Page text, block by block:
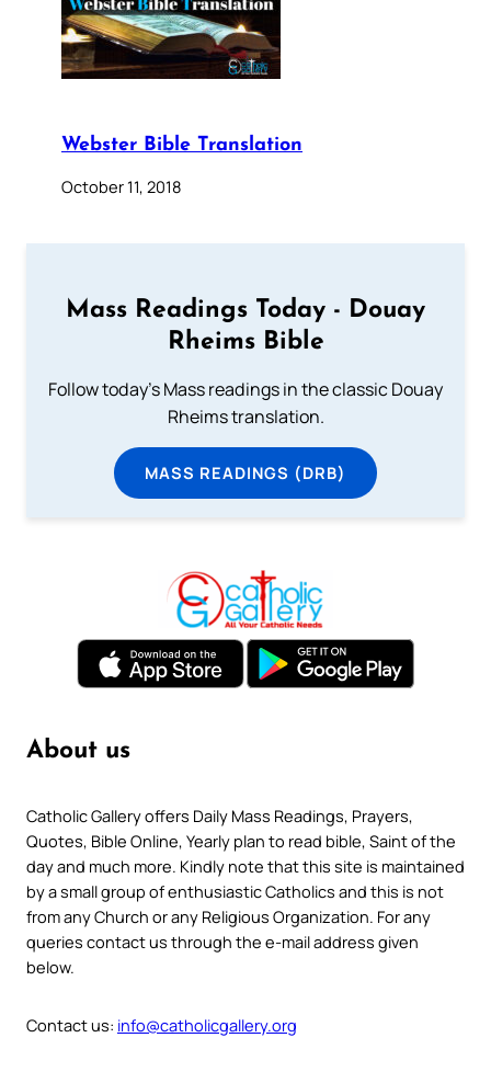
Webster Bible Translation
October 11, 2018
Mass Readings Today - Douay
Rheims Bible
Follow today's Mass readings in the classic Douay
Rheims translation.
MASS READINGS (DRB)
About us
Catholic Gallery offers Daily Mass Readings, Prayers,
Quotes, Bible Online, Yearly plan to read bible, Saint of the
day and much more. Kindly note that this site is maintained
by a small group of enthusiastic Catholics and this is not
from any Church or any Religious Organization. For any
queries contact us through the e-mail address given
below.
Contact us: info@catholicgallery.org